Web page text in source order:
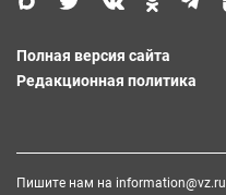
Полная версия сайта
Редакционная политика
Пишите нам на information@vz.ru